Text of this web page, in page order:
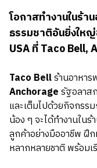
โอกาสทำงานในร้
ธรรมชาติอันยิ่งให
USA ที่ Taco Bell,
Taco Bellร้านอาหา
Anchorageรัฐอลาส
และเต็มไปด้วยกิจกรร
น้อง ๆ จะได้ทำงานในร้
ลูกค้าอย่างมืออาชีพ ฝึ
หลากหลายชาติ พร้อม